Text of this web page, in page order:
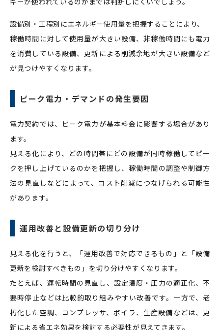
設備別・工程別にエネルギー使用量を把握することにより、
稼働時間に対して使用量が大きい設備、非稼働時間にも電力
を消費している設備、更新による削減余地が大きい設備など
が見つけやすくなります。
ピーク電力・デマンドの発生要因
電力契約では、ピーク電力が基本料金に影響する場合があり
ます。
見える化により、どの時間帯にどの設備が同時稼働してピー
クを押し上げているのかを把握し、稼働時間の調整や制御方
法の見直しなどによって、コスト削減につなげられる可能性
があります。
運用改善と設備更新の切り分け
見える化を行うと、「運用改善で対応できるもの」と「設備
更新を検討すべきもの」を切り分けやすくなります。
たとえば、運転時間の見直し、設定温度・圧力の適正化、不
要時停止などは比較的取り組みやすい改善です。一方で、老
朽化した空調、コンプレッサ、ボイラ、生産設備などは、更
新による省エネ効果を検討する必要性が見えてきます。